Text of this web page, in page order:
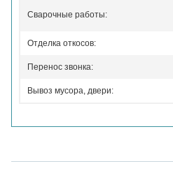
Сварочные работы:
Отделка откосов:
Перенос звонка:
Вывоз мусора, двери: